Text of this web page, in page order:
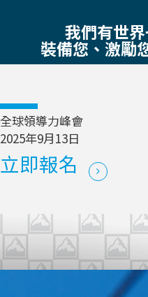
我們有世
裝備您、激勵
全球領導力峰會
2025年9月13日
立即報名